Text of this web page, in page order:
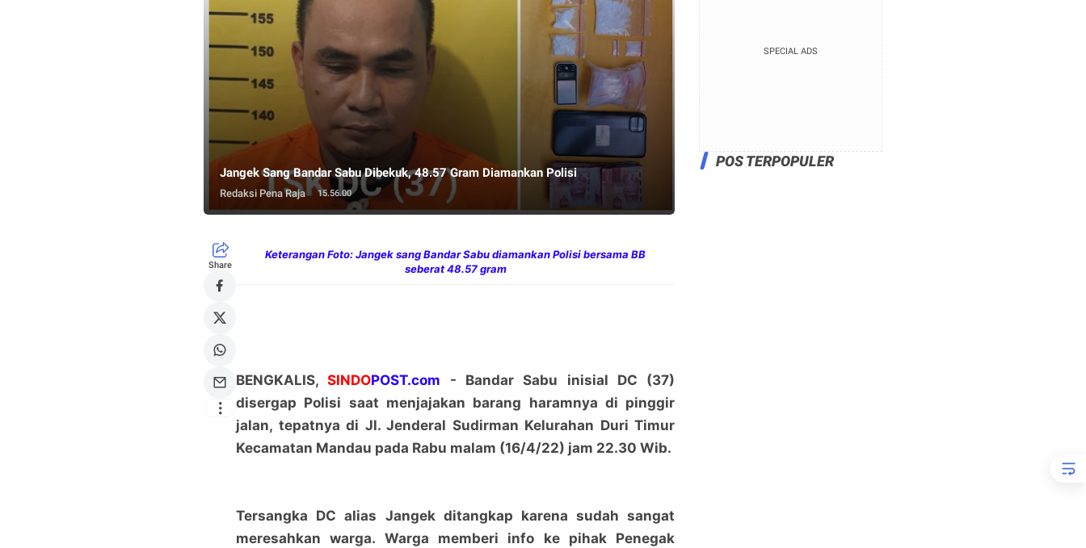
Jangek Sang Bandar Sabu Dibekuk, 48.57 Gram Diamankan Polisi
Redaksi Pena Raja 15.56.00
Share
Keterangan Foto: Jangek sang Bandar Sabu diamankan Polisi bersama BB
seberat48.57 gram
BENGKALIS,SINDOPOST.com - Bandar Sabu inisial DC (37)
disergap Polisi saat menjajakan barang haramnya di pinggir
jalan, tepatnya di Jl. Jenderal Sudirman Kelurahan Duri Timur
Kecamatan Mandau pada Rabu malam (16/4/22) jam 22.30 Wib.
Tersangka DC alias Jangek ditangkap karena sudah sangat
meresahkan warga. Warga memberi info ke pihak Penegak
SPECIAL ADS
POS TERPOPULER